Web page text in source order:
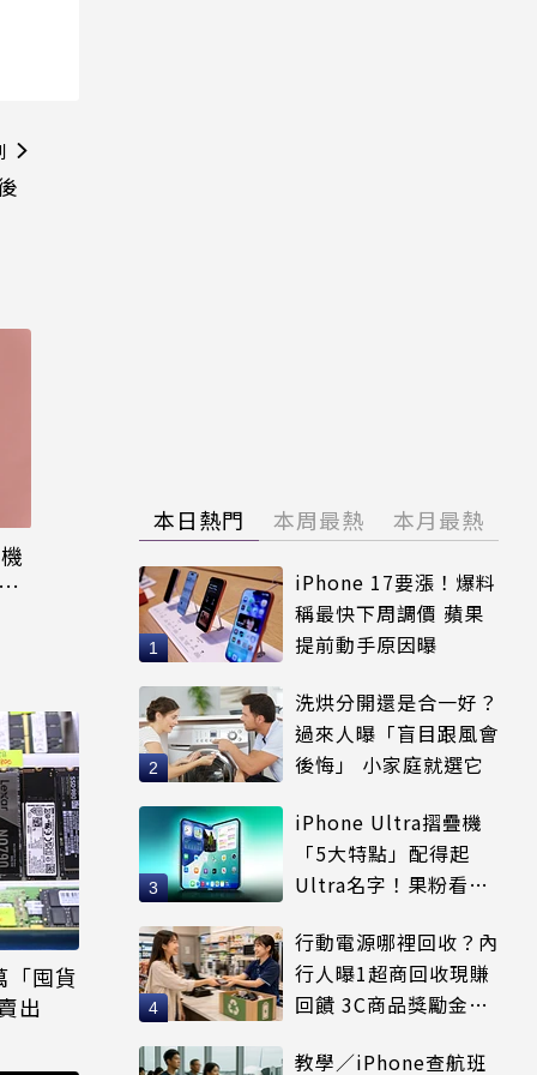
「囤貨
出
本日熱門 本周最熱 本月最熱
iPhone 17要漲！爆料
稱最快下周調價 蘋果
提前動手原因曝
洗烘分開還是合一好？
過來人曝「盲目跟風會
後悔」 小家庭就選它
iPhone Ultra摺疊機
「5大特點」配得起
Ultra名字！果粉看完
行動電源哪裡回收？內
行人曝1超商回收現賺
回饋 3C商品獎勵金超
教學／iPhone查航班